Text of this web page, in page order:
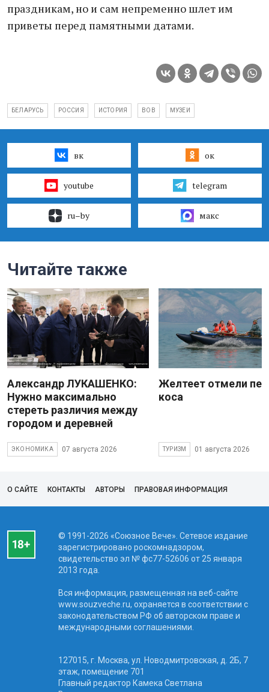
праздникам, но и сам непременно шлет им
приветы перед памятными датами.
БЕЛАРУСЬ РОССИЯ ИСТОРИЯ ВОВ МУЗЕИ
вк ок
youtube telegram
ru–by макс
Читайте также
Александр ЛУКАШЕНКО:
Нужно максимально
стереть различия между
городом и деревней
ЭКОНОМИКА 07 августа 2026
Желтеет отмели
коса
ТУРИЗМ 01 августа 2026
О САЙТЕ КОНТАКТЫ АВТОРЫ ПРАВОВАЯ ИНФОРМАЦИЯ
© 1991-2026 «Союзное Вече». Сетевое издание
зарегистрировано роскомнадзором,
свидетельство эл № фc77-52606 от 25 января
2013 года.
Вся информация, размещенная на веб-сайте
www.souzveche.ru, охраняется в соответствии с
законодательством РФ об авторском праве и
международными соглашениями.
127015, г. Москва, ул. Новодмитровская, д. 2Б, 7
этаж, помещение 701
Главный редактор Камека Светлана